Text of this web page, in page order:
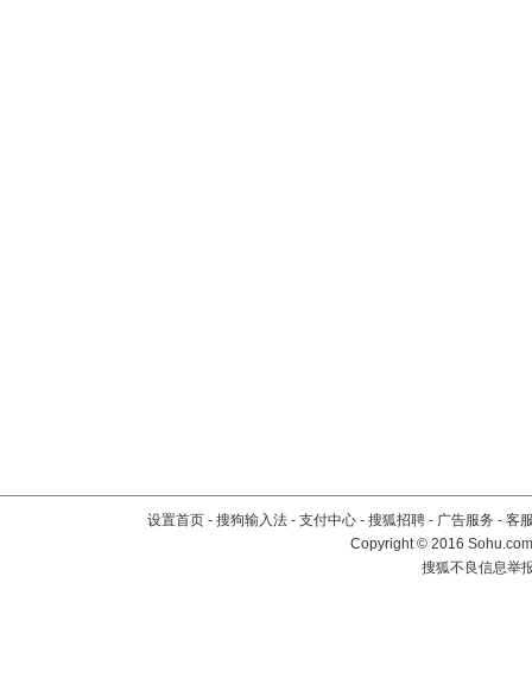
设置首页 - 搜狗输入法 - 支付中心 - 搜狐招聘 - 广告服务 - 客
Copyright©2016
搜狐不良信息举